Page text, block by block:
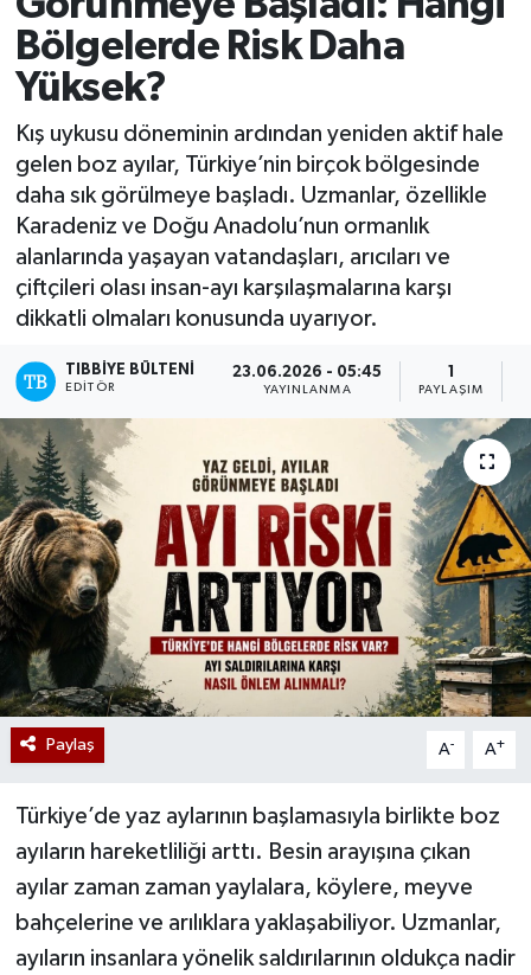
Bölgelerde Risk Daha
Yüksek?
Kış uykusu döneminin ardından yeniden aktif hale
gelen boz ayılar, Türkiye’nin birçok bölgesinde
daha sık görülmeye başladı. Uzmanlar, özellikle
Karadeniz ve Doğu Anadolu’nun ormanlık
alanlarında yaşayan vatandaşları, arıcıları ve
çiftçileri olası insan-ayı karşılaşmalarına karşı
dikkatli olmaları konusunda uyarıyor.
TIBBIYE BÜLTENI
EDITÖR
23.06.2026 - 05:45
YAYINLANMA PAYLAŞIM
Paylaş A- A+
Türkiye’de yaz aylarının başlamasıyla birlikte boz
ayıların hareketliliği arttı. Besin arayışına çıkan
ayılar zaman zaman yaylalara, köylere, meyve
bahçelerine ve arılıklara yaklaşabiliyor. Uzmanlar,
ayıların insanlara yönelik saldırılarının oldukça nadir